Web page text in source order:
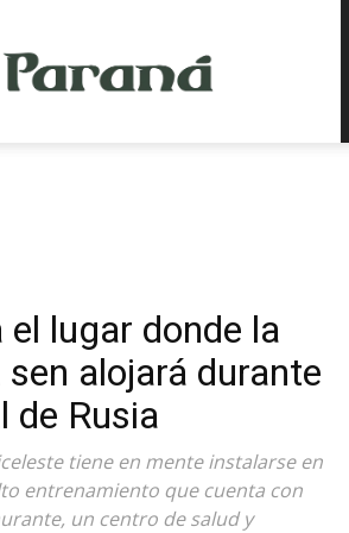
el lugar donde la
alojará durante
de Rusia
tiene en mente instalarse en
entrenamiento que cuenta con
un centro de salud y